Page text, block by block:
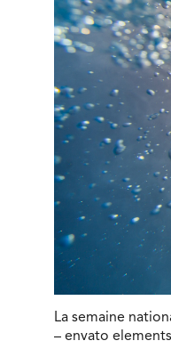
La semaine
– envato